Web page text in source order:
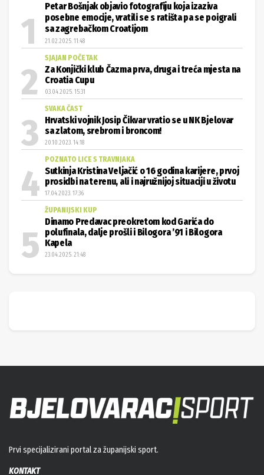
Petar Bošnjak objavio fotografiju koja izaziva
posebne emocije, vratili se s ratišta pa se poigrali
sa zagrebačkom Croatijom
21.02.2025. 11:48
SJAJAN POČETAK
Za Konjički klub Čazma prva, druga i treća mjesta na
Croatia Cupu
03.04.2025. 15:31
SVAKA ČAST
Hrvatski vojnik Josip Čikvar vratio se u NK Bjelovar
sa zlatom, srebrom i broncom!
20.10.2023. 14:18
POZNATO LICE S TRAVNJAKA
Sutkinja Kristina Veljačić o 16 godina karijere, prvoj
prosidbi na terenu, ali i najružnijoj situaciji u životu
17.04.2023. 17:36
ŽUPANIJSKI KUP
Dinamo Predavac preokretom kod Garića do
polufinala, dalje prošli i Bilogora ’91 i Bilogora
Kapela
23.04.2025. 21:48
Prvi specijalizirani portal za županijski sport.
KONTAKT